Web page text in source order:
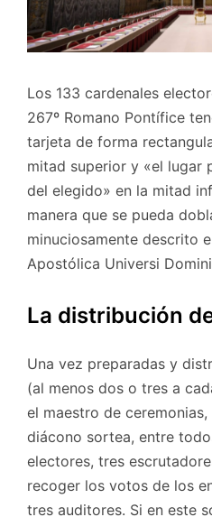
Los 133 cardenales
267º Romano Pontífice
tarjeta de forma
mitad superior y «el lugar
del elegido» en la mitad
manera que se pueda
minuciosamente descrito
Apostólica Universi
La distribución
Una vez preparadas y
(al menos dos o tres a
el maestro de
diácono sortea, entre
electores, tres
recoger los votos de los
tres auditores. Si en este